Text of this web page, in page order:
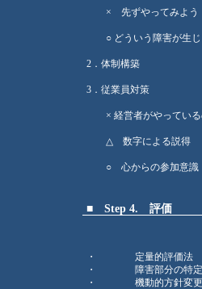
× 先ずやってみよ
○ どういう障害が生
2．体制構築
3．従業員対策
× 経営者がやっている
△ 数字による説得
○ 心からの参加意
■ Step 4. 評価
・ 定量的評価法
・ 障害部分の特定
・ 機動的方針変更